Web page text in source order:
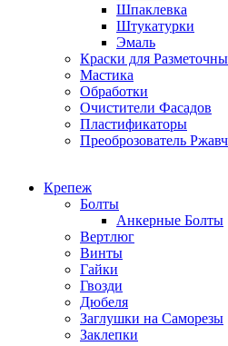
Шпаклевка
Штукатурки
Эмаль
Краски для
Мастика
Обработки
Очистители Фасадов
Пластификаторы
Преоброзователь
Крепеж
Болты
Анкерные Болты
Вертлюг
Винты
Гайки
Гвозди
Дюбеля
Заглушки на Саморезы
Заклепки